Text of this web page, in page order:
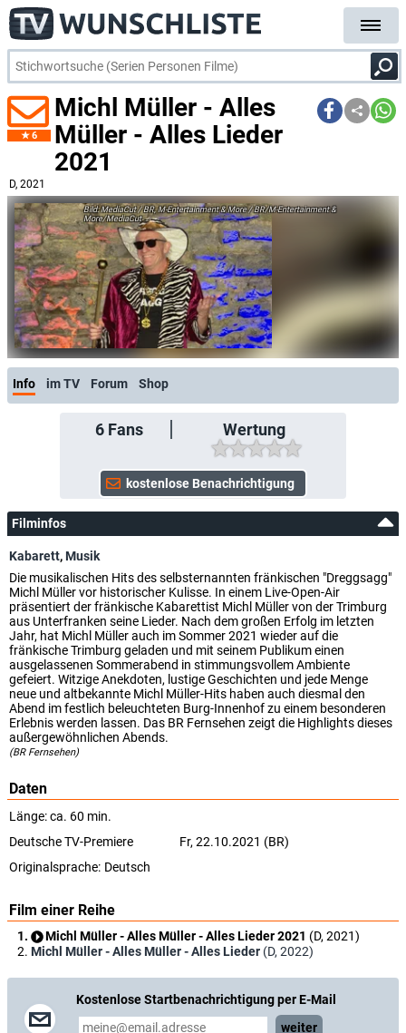
6
Michl Müller - Alles
Müller - Alles Lieder
2021
D, 2021
MediaCut / BR, M-Entertainment & More / BR/M-Entertainment &
More/MediaCut
Info im TV Forum Shop
6Fans Wertung
Filminfos
Kabarett,Musik
Die musikalischen Hits des selbsternannten fränkischen "Dreggsagg"
Michl Müller vor historischer Kulisse. In einem Live-Open-Air
präsentiert der fränkische Kabarettist Michl Müller von der Trimburg
aus Unterfranken seine Lieder. Nach dem großen Erfolg im letzten
Jahr, hat Michl Müller auch im Sommer 2021 wieder auf die
fränkische Trimburg geladen und mit seinem Publikum einen
ausgelassenen Sommerabend in stimmungsvollem Ambiente
gefeiert. Witzige Anekdoten, lustige Geschichten und jede Menge
neue und altbekannte Michl Müller-Hits haben auch diesmal den
Abend im festlich beleuchteten Burg-Innenhof zu einem besonderen
Erlebnis werden lassen. Das BR Fernsehen zeigt die Highlights dieses
außergewöhnlichen Abends.
(BR Fernsehen)
Daten
Länge: ca. 60 min.
Deutsche TV-Premiere
Fr, 22.10.2021 (BR)
Originalsprache: Deutsch
Film einer Reihe
Michl Müller - Alles Müller - Alles Lieder 2021 (D, 2021)
Michl Müller - Alles Müller - Alles Lieder (D, 2022)
Kostenlose Startbenachrichtigung per E-Mail
weiter